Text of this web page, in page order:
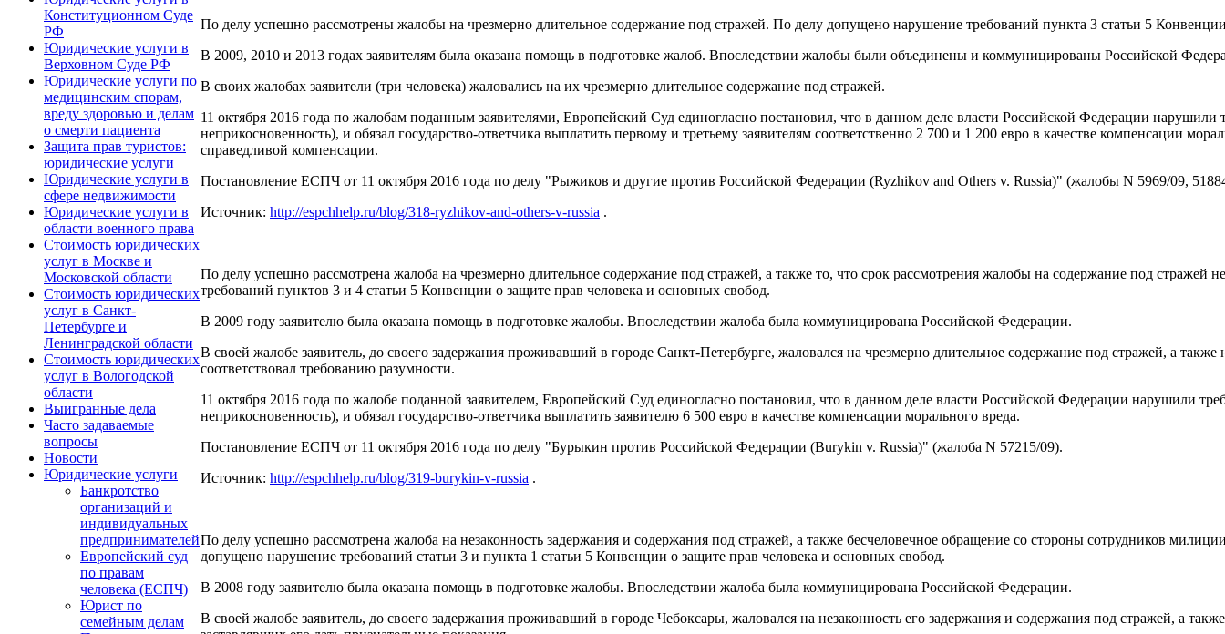
Конституционном Суде
РФ
Юридические услуги в
Верховном Суде РФ
Юридические услуги по
медицинским спорам,
вреду здоровью и делам
о смерти пациента
Защита прав туристов:
юридические услуги
Юридические услуги в
сфере недвижимости
Юридические услуги в
области военного права
Стоимость юридических
услуг в Москве и
Московской области
Стоимость юридических
услуг в Санкт-
Петербурге и
Ленинградской области
Стоимость юридических
услуг в Вологодской
области
Выигранные дела
Часто задаваемые
вопросы
Новости
Юридические услуги
Банкротство
организаций и
индивидуальных
предпринимателей
Европейский суд
по правам
человека (ЕСПЧ)
Юрист по
семейным делам
По делу успешно рассмотрены жалобы на чрезмерно длительное содержание под стражей. По делу допущено нарушение требований пункта 3 статьи 5
В 2009, 2010 и 2013 годах заявителям была оказана помощь в подготовке жалоб. Впоследствии жалобы были объединены и коммуницированы Российской
В своих жалобах заявители (три человека) жаловались на их чрезмерно длительное содержание под стражей.
11 октября 2016 года по жалобам поданным заявителями, Европейский Суд единогласно постановил, что в данном деле власти Российской Федерации
неприкосновенность), и обязал государство-ответчика выплатить первому и третьему заявителям соответственно 2 700 и 1 200 евро в качестве компенсации
справедливой компенсации.
Постановление ЕСПЧ от 11 октября 2016 года по делу "Рыжиков и другие против Российской Федерации (Ryzhikov and Others v. Russia)" (жалобы N 5969/09,
Источник: http://espchhelp.ru/blog/318-ryzhikov-and-others-v-russia .
По делу успешно рассмотрена жалоба на чрезмерно длительное содержание под стражей, а также то, что срок рассмотрения жалобы на содержание под стражей
требований пунктов 3 и 4 статьи 5 Конвенции о защите прав человека и основных свобод.
В 2009 году заявителю была оказана помощь в подготовке жалобы. Впоследствии жалоба была коммуницирована Российской Федерации.
В своей жалобе заявитель, до своего задержания проживавший в городе Санкт-Петербурге, жаловался на чрезмерно длительное содержание под стражей, а
соответствовал требованию разумности.
11 октября 2016 года по жалобе поданной заявителем, Европейский Суд единогласно постановил, что в данном деле власти Российской Федерации нарушили
неприкосновенность), и обязал государство-ответчика выплатить заявителю 6 500 евро в качестве компенсации морального вреда.
Постановление ЕСПЧ от 11 октября 2016 года по делу "Бурыкин против Российской Федерации (Burykin v. Russia)" (жалоба N 57215/09).
Источник: http://espchhelp.ru/blog/319-burykin-v-russia .
По делу успешно рассмотрена жалоба на незаконность задержания и содержания под стражей, а также бесчеловечное обращение со стороны сотрудников
допущено нарушение требований статьи 3 и пункта 1 статьи 5 Конвенции о защите прав человека и основных свобод.
В 2008 году заявителю была оказана помощь в подготовке жалобы. Впоследствии жалоба была коммуницирована Российской Федерации.
В своей жалобе заявитель, до своего задержания проживавший в городе Чебоксары, жаловался на незаконность его задержания и содержания под стражей, а